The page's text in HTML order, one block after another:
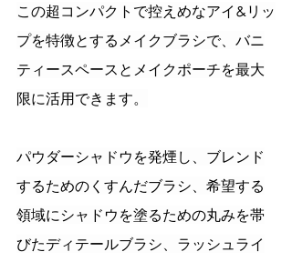
この超コンパクトで控えめなアイ&リッ
プを特徴とするメイクブラシで、バニ
ティースペースとメイクポーチを最大
限に活用できます。
パウダーシャドウを発煙し、ブレンド
するためのくすんだブラシ、希望する
領域にシャドウを塗るための丸みを帯
びたディテールブラシ、ラッシュライ